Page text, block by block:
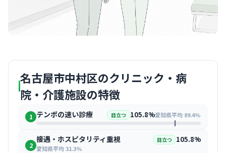
名古屋市中村区のクリニック・病
院・介護施設の特徴
1 テンポの速い診療 目立つ 105.8%愛知県平均 89.4%
2
接遇・ホスピタリティ重視 目立つ 105.8%
愛知県平均 31.3%